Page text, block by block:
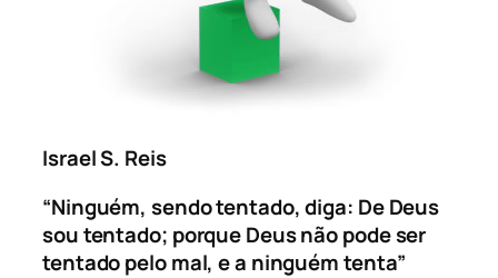
Israel S. Reis
“Ninguém, sendo tentado, diga: De Deus
sou tentado; porque Deus não pode ser
tentado pelo mal, e a ninguém tenta”